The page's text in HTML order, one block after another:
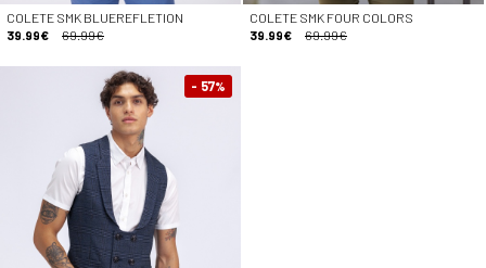
COLETE SMK BLUEREFLETION
39.99€
69.99€
COLETE SMK FOUR COLORS
39.99€
69.99€
- 57%